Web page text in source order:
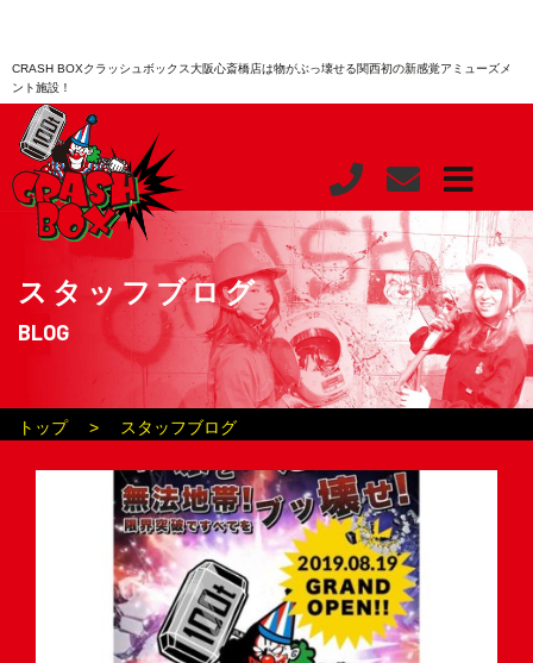
CRASH BOXクラッシュボックス大阪心斎橋店は物がぶっ壊せる関西初の新感覚アミューズメ
ント施設！
スタッフブログ
BLOG
トップ スタッフブログ